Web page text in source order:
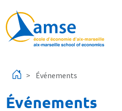
Événements
Événements